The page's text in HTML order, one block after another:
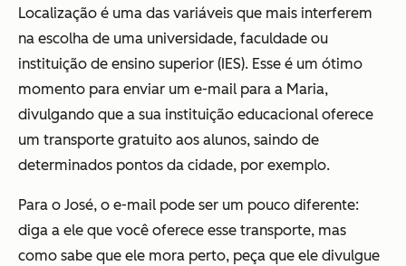
Localização é uma das variáveis que mais interferem
na escolha de uma universidade, faculdade ou
instituição de ensino superior (IES). Esse é um ótimo
momento para enviar um e-mail para a Maria,
divulgando que a sua instituição educacional oferece
um transporte gratuito aos alunos, saindo de
determinados pontos da cidade, por exemplo.
Para o José, o e-mail pode ser um pouco diferente:
diga a ele que você oferece esse transporte, mas
como sabe que ele mora perto, peça que ele divulgue